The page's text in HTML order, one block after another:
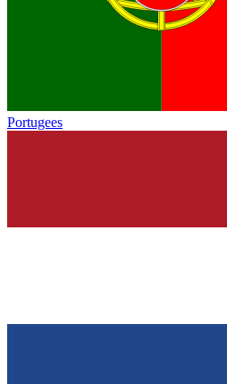
Portugees